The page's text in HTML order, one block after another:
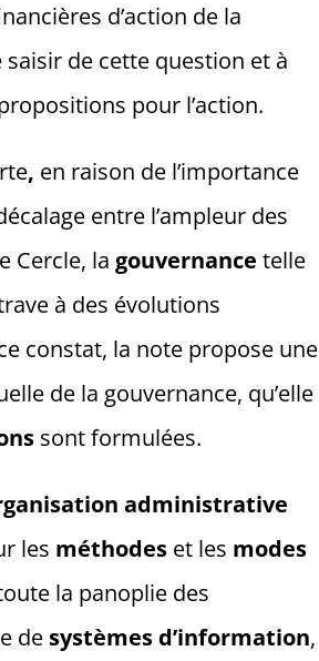
d’action de la
de cette question et à
pour l’action.
, en raison de l’importance
entre l’ampleur des
Cercle, la gouvernance telle
à des évolutions
constat, la note propose une
de la gouvernance, qu’elle
sont formulées.
administrative
les méthodeset les modes
la panoplie des
de systèmes d’information,